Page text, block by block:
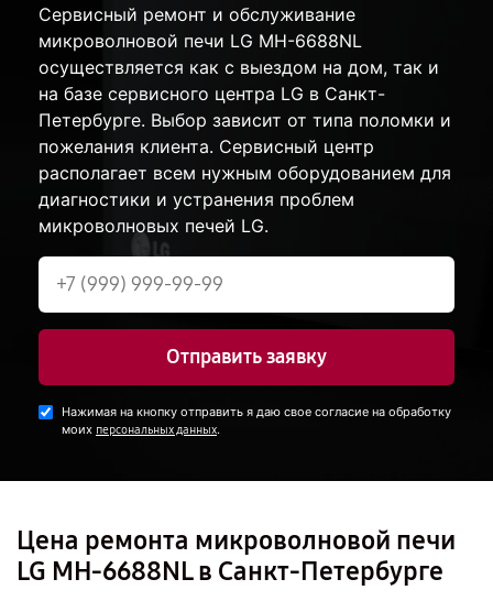
Сервисный ремонт и обслуживание
микроволновой печи LG MH-6688NL
осуществляется как с выездом на дом, так и
на базе сервисного центра LG в Санкт-
Петербурге. Выбор зависит от типа поломки и
пожелания клиента. Сервисный центр
располагает всем нужным оборудованием для
диагностики и устранения проблем
микроволновых печей LG.
Отправить заявку
Нажимая на кнопку отправить я даю свое согласие на обработку
моих персональных данных.
Цена ремонта микроволновой печи
LG MH-6688NL в Санкт-Петербурге